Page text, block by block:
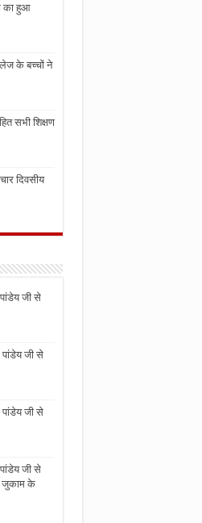
का हुआ
के बच्चों ने
सभी शिक्षण
दिवसीय
जी से
पांडेय जी से
पांडेय जी से
जी से
जुकाम के